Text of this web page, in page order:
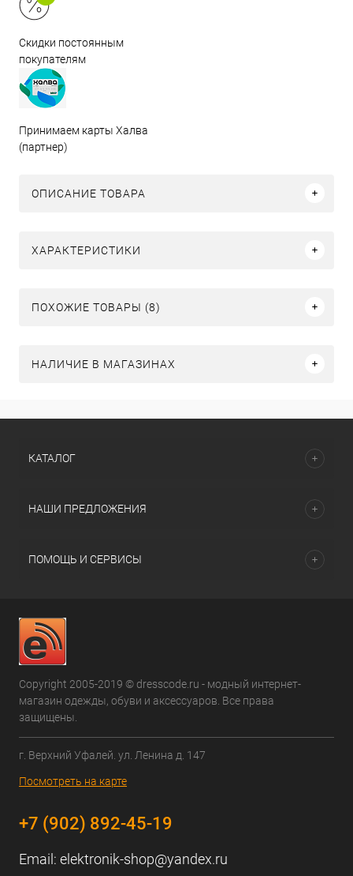
Скидки постоянным
покупателям
Принимаем карты Халва
(партнер)
ОПИСАНИЕ ТОВАРА
ХАРАКТЕРИСТИКИ
ПОХОЖИЕ ТОВАРЫ (8)
НАЛИЧИЕ В МАГАЗИНАХ
КАТАЛОГ
НАШИ ПРЕДЛОЖЕНИЯ
ПОМОЩЬ И СЕРВИСЫ
Copyright 2005-2019 © dresscode.ru - модный интернет-
магазин одежды, обуви и аксессуаров. Все права
защищены.
г. Верхний Уфалей. ул. Ленина д. 147
Посмотреть на карте
+7 (902) 892-45-19
Email: elektronik-shop@yandex.ru